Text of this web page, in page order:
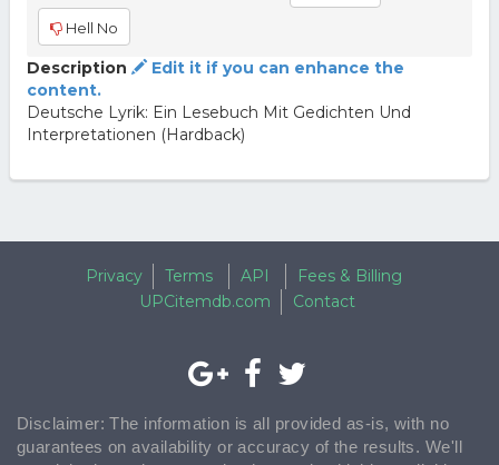
Hell No
Description
Edit it if you can enhance the
content.
Deutsche Lyrik: Ein Lesebuch Mit Gedichten Und
Interpretationen (Hardback)
Privacy Terms API
Fees & Billing
UPCitemdb.com
Contact
Disclaimer: The information is all provided as-is, with no
guarantees on availability or accuracy of the results. We'll